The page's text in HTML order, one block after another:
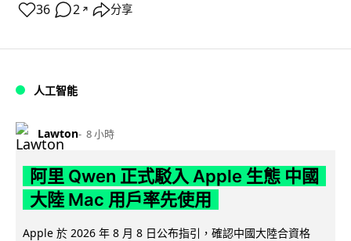
36 2 ↗ 分享
人工智能
Lawton 8 小時
阿里 Qwen 正式駁入 Apple 生態 中國
大陸 Mac 用戶率先使用
Apple 於 2026 年 8 月 8 日公布指引，確認中國大陸合資格